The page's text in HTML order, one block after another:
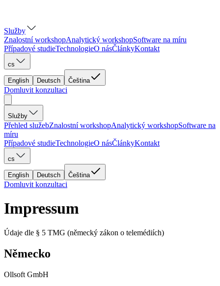
Služby
Znalostní workshopAnalytický workshopSoftware na míru
Případové studieTechnologieO násČlánkyKontakt
cs
English Deutsch Čeština
Domluvit konzultaci
Služby
Přehled služebZnalostní workshopAnalytický workshopSoftware na
míru
Případové studieTechnologieO násČlánkyKontakt
cs
English Deutsch Čeština
Domluvit konzultaci
Impressum
Údaje dle § 5 TMG (německý zákon o telemédiích)
Německo
Ollsoft GmbH